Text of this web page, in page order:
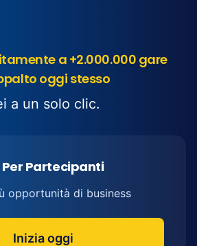
a +2.000.000 gare
oggi stesso
a un solo clic.
Per Partecipanti
opportunità di business
Inizia oggi